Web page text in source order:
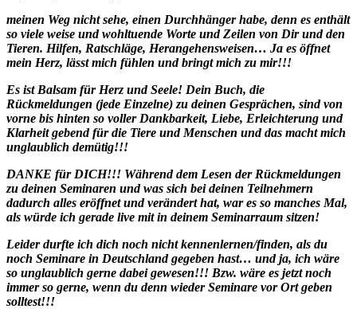
meinen Weg nicht sehe, einen Durchhänger habe, denn es enthält
so viele weise und wohltuende Worte und Zeilen von Dir und den
Tieren. Hilfen, Ratschläge, Herangehensweisen… Ja es öffnet
mein Herz, lässt mich fühlen und bringt mich zu mir!!!
Es ist Balsam für Herz und Seele! Dein Buch, die
Rückmeldungen (jede Einzelne) zu deinen Gesprächen, sind von
vorne bis hinten so voller Dankbarkeit, Liebe, Erleichterung und
Klarheit gebend für die Tiere und Menschen und das macht mich
unglaublich demütig!!!
DANKE für DICH!!! Während dem Lesen der Rückmeldungen
zu deinen Seminaren und was sich bei deinen Teilnehmern
dadurch alles eröffnet und verändert hat, war es so manches Mal,
als würde ich gerade live mit in deinem Seminarraum sitzen!
Leider durfte ich dich noch nicht kennenlernen/finden, als du
noch Seminare in Deutschland gegeben hast… und ja, ich wäre
so unglaublich gerne dabei gewesen!!! Bzw. wäre es jetzt noch
immer so gerne, wenn du denn wieder Seminare vor Ort geben
solltest!!!